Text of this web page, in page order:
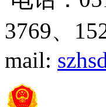
3769、
mail: